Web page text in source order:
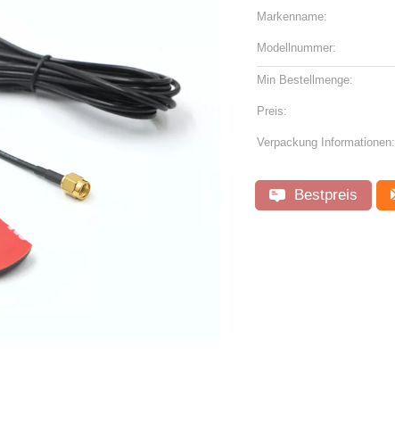
Markenname:
Modellnummer:
Min Bestellmenge:
Preis:
Verpackung Informationen:
Bestpreis